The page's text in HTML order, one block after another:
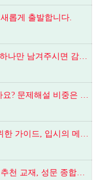
롭게 출발합니다.